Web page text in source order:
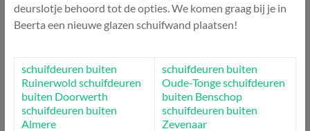
deurslotje behoord tot de opties. We komen graag bij je in
Beerta een nieuwe glazen schuifwand plaatsen!
schuifdeuren buiten
Ruinerwold schuifdeuren
buiten Doorwerth
schuifdeuren buiten
Almere
schuifdeuren buiten
Oude-Tongeschuifdeuren
buiten Benschop
schuifdeuren buiten
Zevenaar